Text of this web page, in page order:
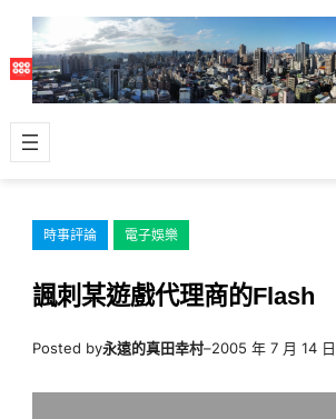
主
容
時事評論 電子娛樂
諷刺某遊戲代理商的Flash
Posted by永遠的真田幸村–2005 年 7 月 14 日